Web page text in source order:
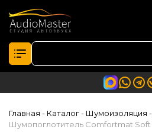
Главная - Каталог- Шумоизоляция
Шумопоглотитель Comfortmat Soft